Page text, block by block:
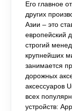
Его главное
других
Азии – это
европейский
строгий
крупнейших
занимается
дорожных
аксессуаров
всех
устройств: